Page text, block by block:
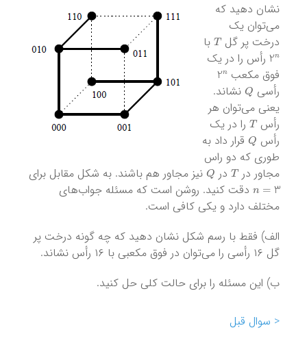
نشان دهید که
می‌توان یک
درخت پر گلT با 2n رأس را در یک
فوق مکعب 2n
رأسی Qنشاند.
یعنی می‌توان هر
رأسT را در یک
رأس Qقرار داد به
طوری که دو راس
مجاور درT در Qنیز مجاور هم باشند. به شکل مقابل برای n=3
دقت کنید. روشن است که مسئله جواب‌های
مختلف دارد و یکی کافی است.
الف) فقط با رسم شکل نشان دهید که چه گونه درخت پر
گل ۱۶ رأسی را می‌توان در فوق مکعبی با ۱۶ رأس نشاند.
ب) این مسئله را برای حالت کلی حل کنید.
< سوال قبل